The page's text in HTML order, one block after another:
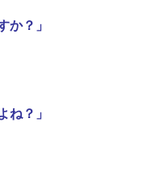
か？」
ね？」